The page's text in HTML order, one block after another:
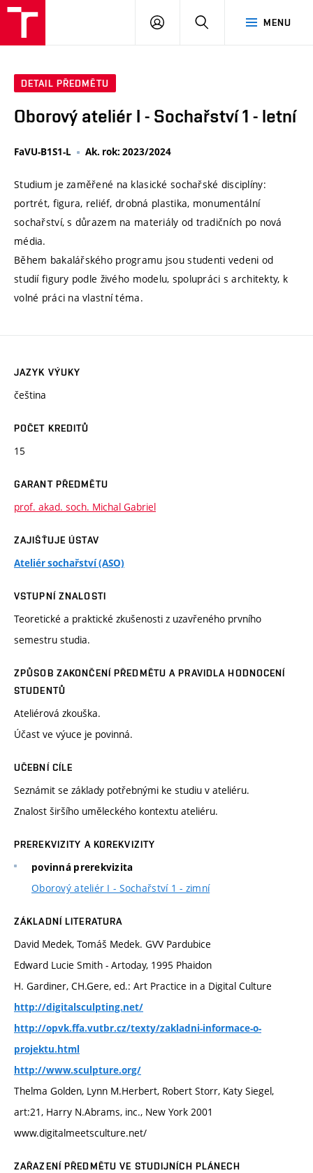
MENU
PŘIHLÁSIT
DETAIL PŘEDMĚTU
Oborový ateliér I - Sochařství 1 - letní
FaVU-B1S1-L Ak. rok: 2023/2024
Studium je zaměřené na klasické sochařské disciplíny:
portrét, figura, reliéf, drobná plastika, monumentální
sochařství, s důrazem na materiály od tradičních po nová
média.
Během bakalářského programu jsou studenti vedeni od
studií figury podle živého modelu, spolupráci s architekty, k
volné práci na vlastní téma.
JAZYK VÝUKY
čeština
POČET KREDITŮ
15
GARANT PŘEDMĚTU
prof. akad. soch. Michal Gabriel
ZAJIŠŤUJE ÚSTAV
Ateliér sochařství (ASO)
VSTUPNÍ ZNALOSTI
Teoretické a praktické zkušenosti z uzavřeného prvního
semestru studia.
ZPŮSOB ZAKONČENÍ PŘEDMĚTU A PRAVIDLA HODNOCENÍ
STUDENTŮ
Ateliérová zkouška.
Účast ve výuce je povinná.
UČEBNÍ CÍLE
Seznámit se základy potřebnými ke studiu v ateliéru.
Znalost širšího uměleckého kontextu ateliéru.
PREREKVIZITY A KOREKVIZITY
povinná prerekvizita
Oborový ateliér I - Sochařství 1 - zimní
ZÁKLADNÍ LITERATURA
David Medek, Tomáš Medek. GVV Pardubice
Edward Lucie Smith - Artoday, 1995 Phaidon
H. Gardiner, CH.Gere, ed.: Art Practice in a Digital Culture
http://digitalsculpting.net/
http://opvk.ffa.vutbr.cz/texty/zakladni-informace-o-
projektu.html
http://www.sculpture.org/
Thelma Golden, Lynn M.Herbert, Robert Storr, Katy Siegel,
art:21, Harry N.Abrams, inc., New York 2001
www.digitalmeetsculture.net/
ZAŘAZENÍ PŘEDMĚTU VE STUDIJNÍCH PLÁNECH